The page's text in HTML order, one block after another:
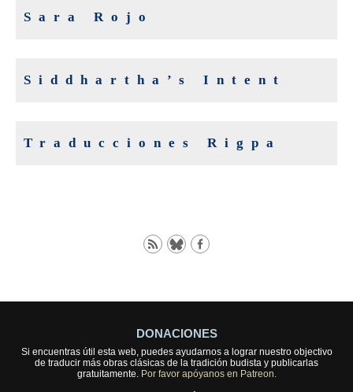
Sara Rojo
Siddhartha’s Intent
Traducciones Rigpa
DONACIONES
Si encuentras útil esta web, puedes ayudarnos a lograr nuestro objectivo
de traducir más obras clásicas de la tradición budista y publicarlas
gratuitamente. Por favor apóyanos en Patreon.